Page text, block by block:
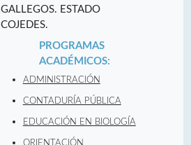
GALLEGOS. ESTADO
COJEDES.
PROGRAMAS
ACADÉMICOS:
ADMINISTRACIÓN
CONTADURÍA PÚBLICA
EDUCACIÓN EN BIOLOGÍA
ORIENTACIÓN